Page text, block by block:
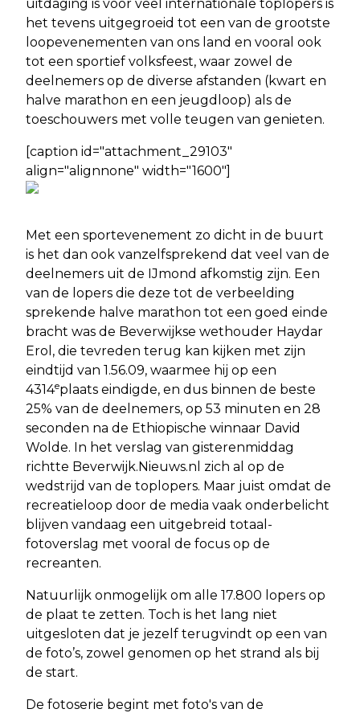
uitdaging is voor veel internationale toplopers is
het tevens uitgegroeid tot een van de grootste
loopevenementen van ons land en vooral ook
tot een sportief volksfeest, waar zowel de
deelnemers op de diverse afstanden (kwart en
halve marathon en een jeugdloop) als de
toeschouwers met volle teugen van genieten.
[caption id="attachment_29103"
align="alignnone" width="1600"]
Met een sportevenement zo dicht in de buurt
is het dan ook vanzelfsprekend dat veel van de
deelnemers uit de IJmond afkomstig zijn. Een
van de lopers die deze tot de verbeelding
sprekende halve marathon tot een goed einde
bracht was de Beverwijkse wethouder Haydar
Erol, die tevreden terug kan kijken met zijn
eindtijd van 1.56.09, waarmee hij op een
4314eplaats eindigde, en dus binnen de beste
25% van de deelnemers, op 53 minuten en 28
seconden na de Ethiopische winnaar David
Wolde. In het verslag van gisterenmiddag
richtte Beverwijk.Nieuws.nl zich al op de
wedstrijd van de toplopers. Maar juist omdat de
recreatieloop door de media vaak onderbelicht
blijven vandaag een uitgebreid totaal-
fotoverslag met vooral de focus op de
recreanten.
Natuurlijk onmogelijk om alle 17.800 lopers op
de plaat te zetten. Toch is het lang niet
uitgesloten dat je jezelf terugvindt op een van
de foto’s, zowel genomen op het strand als bij
de start.
De fotoserie begint met foto's van de